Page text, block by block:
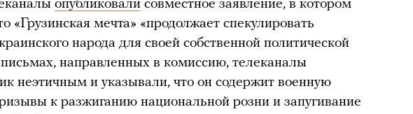
опубликовали совместное заявление, в котором
«Грузинская мечта» «продолжает спекулировать
народа для своей собственной политической
направленных в комиссию, телеканалы
неэтичным и указывали, что он содержит военную
к разжиганию национальной розни и запугивание